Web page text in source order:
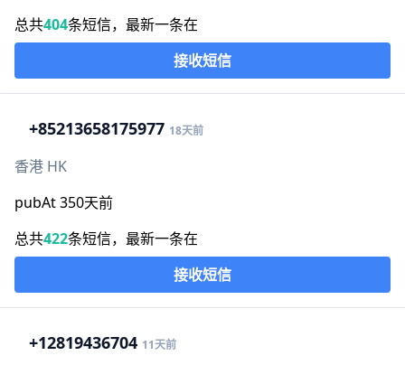
总共404条短信，最新一条在
接收短信
+85213658175977 18天前
香港 HK
pubAt 350天前
总共422条短信，最新一条在
接收短信
+12819436704 11天前